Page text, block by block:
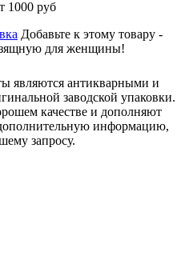
1000 руб
Добавьте к этому товару -
для женщины!
являются антикварными и
заводской упаковки.
качестве и дополняют
информацию,
запросу.